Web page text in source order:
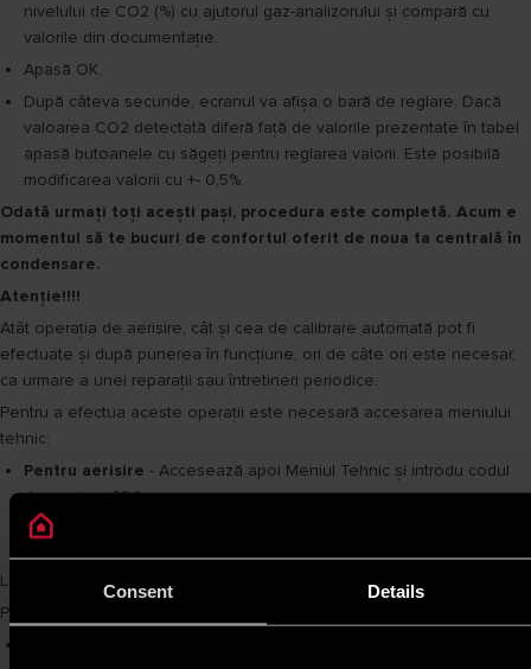
Consent Details
nivelului de CO2 (%) cu ajutorul gaz-analizorului şi compară cu
valorile din documentație.
Apasă OK.
După câteva secunde, ecranul va afişa o bară de reglare. Dacă
valoarea CO2 detectată diferă faţă de valorile prezentate în tabel
apasă butoanele cu săgeți pentru reglarea valorii. Este posibilă
modificarea valorii cu +- 0,5%.
Odată urmați toți acești pași, procedura este completă. Acum e
momentul să te bucuri de confortul oferit de noua ta centrală în
condensare.
Atenție!!!!
Atât operația de aerisire, cât și cea de calibrare automată pot fi
efectuate și după punerea în funcțiune, ori de câte ori este necesar,
ca urmare a unei reparații sau întretineri periodice.
Pentru a efectua aceste operații este necesară accesarea meniului
tehnic:
Pentru aerisire - Accesează apoi Meniul Tehnic și introdu codul
de service, 234.
Selectează după aceea în ordine MOD CONFIGURARE EXPERT >
La final, apasă OK și urmează instrucţiunile de pe ecran.
Procedura de aerisire automată va dura aproximativ 7 minute.